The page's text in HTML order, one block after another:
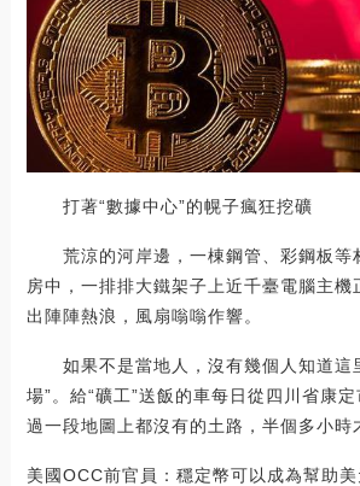
打著“數據中心”的幌子瘋狂挖礦
荒涼的河岸邊，一棟鋼管、彩鋼板等
房中，一排排大鐵架子上近千臺電腦主機
出陣陣熱浪，風扇嗡嗡作響。
如果不是當地人，沒有幾個人知道這
場”。給“礦工”送飯的車每日從四川省康
過一段地圖上都沒有的土路，半個多小時
美國OCC前官員：穩定幣可以成為幫助